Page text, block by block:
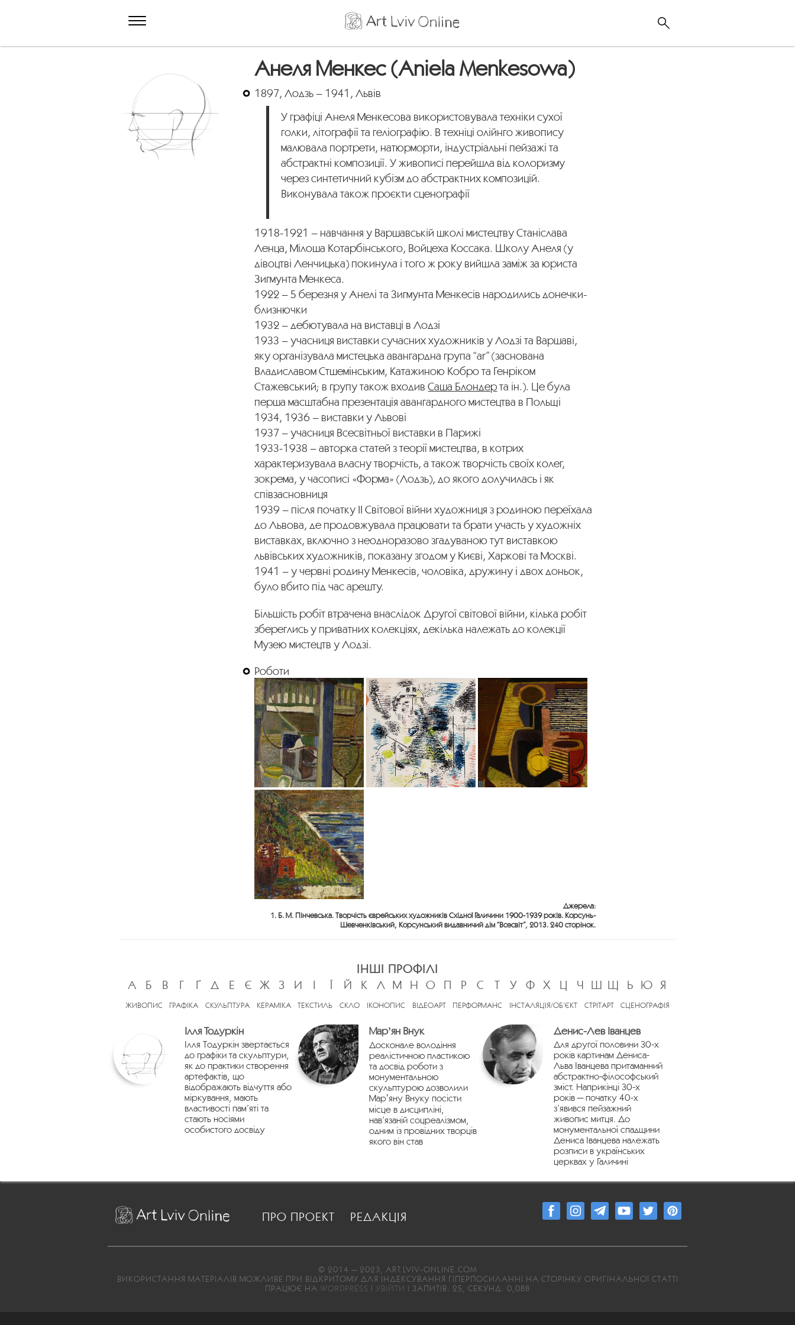
Анеля Менкес (Aniela Menkesowa)
1897, Лодзь – 1941, Львів
У графіці Анеля Менкесова використовувала техніки сухої
голки, літографії та геліографію. В техніці олійнго живопису
малювала портрети, натюрморти, індустріальні пейзажі та
абстрактні композиції. У живописі перейшла від колоризму
через синтетичний кубізм до абстрактних композицій.
Виконувала також проєкти сценографії
1918-1921 – навчання у Варшавській школі мистецтву Станіслава
Ленца, Мілоша Котарбінського, Войцеха Коссака. Школу Анеля (у
дівоцтві Ленчицька) покинула і того ж року вийшла заміж за юриста
Зигмунта Менкеса.
1922 – 5 березня у Анелі та Зигмунта Менкесів народились донечки-
близнючки
1932 – дебютувала на виставці в Лодзі
1933 – учасниця виставки сучасних художників у Лодзі та Варшаві,
яку організувала мистецька авангардна група “ar” (заснована
Владиславом Стшемінським, Катажиною Кобро та Генріком
Стажевський; в групу також входивСаша Блондерта ін.). Це була
перша масштабна презентація авангардного мистецтва в Польщі
1934, 1936 – виставки у Львові
1937 – учасниця Всесвітньої виставки в Парижі
1933-1938 – авторка статей з теорії мистецтва, в котрих
характеризувала власну творчість, а також творчість своїх колег,
зокрема, у часописі «Форма» (Лодзь), до якого долучилась і як
співзасновниця
1939 – після початку ІІ Світової війни художниця з родиною переїхала
до Львова, де продовжувала працювати та брати участь у художніх
виставках, включно з неодноразово згадуваною тут виставкою
львівських художників, показану згодом у Києві, Харкові та Москві.
1941 – у червні родину Менкесів, чоловіка, дружину і двох доньок,
було вбито під час арешту.
Більшість робіт втрачена внаслідок Другої світової війни, кілька робіт
збереглись у приватних колекціях, декілька належать до колекції
Музею мистецтв у Лодзі.
Роботи
Джерела:
1. Б. М. Пінчевська. Творчість єврейських художників Східної Галичини 1900-1939 років. Корсунь-
Шевченківський, Корсунський видавничий дім “Всесвіт”, 2013. 240 сторінок.
ІНШІ ПРОФІЛІ
А
Б В Г Ґ Д Е Є Ж З И І Ї Й К Л М Н О П Р С Т У Ф Х Ц Ч Ш Щ Ь Ю Я
ЖИВОПИС ГРАФІКА СКУЛЬПТУРА КЕРАМІКА ТЕКСТИЛЬ СКЛО ІКОНОПИС ВІДЕОАРТ ПЕРФОРМАНС ІНСТАЛЯЦІЯ/ОБ’ЄКТ СТРІТАРТ СЦЕНОГРАФІЯ
Ілля Тодуркін
Ілля Тодуркін звертається
до графіки та скульптури,
як до практики створення
артефактів, що
відображають відчуття або
міркування, мають
властивості пам’яті та
стають носіями
особистого досвіду
Марʼян Внук
Досконале володіння
реалістичною пластикою
та досвід роботи з
монументальною
скульптурою дозволили
Марʼяну Внуку посісти
місце в дисципліні,
нав’язаній соцреалізмом,
одним із провідних творців
якого він став
Денис-Лев Іванцев
Для другої половини 30-х
років картинам Дениса-
Льва Іванцева притаманний
абстрактно-філософський
зміст. Наприкінці 30-х
років — початку 40-х
з’явився пейзажний
живопис митця. До
монументальної спадщини
Дениса Іванцева належать
розписи в українських
церквах у Галичині
ПРО ПРОЕКТ РЕДАКЦІЯ
© 2014 — 2023, ART.LVIV-ONLINE.COM
ВИКОРИСТАННЯ МАТЕРІАЛІВ МОЖЛИВЕ ПРИ ВІДКРИТОМУ ДЛЯ ІНДЕКСУВАННЯ ГІПЕРПОСИЛАННІ НА СТОРІНКУ ОРИГІНАЛЬНОЇ СТАТТІ
ПРАЦЮЄ НА WORDPRESS | УВІЙТИ | ЗАПИТІВ: 25, СЕКУНД: 0,088